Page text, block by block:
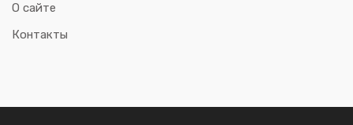
О сайте
Контакты